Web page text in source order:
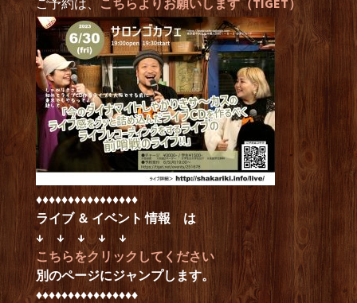
ご予約は、こちらよりお願いします（TIGET）
♦︎♦︎♦︎♦︎♦︎♦︎♦︎♦︎♦︎♦︎♦︎♦︎♦︎♦︎♦︎♦︎
ライブ ＆ イベント 情報 は
↓ ↓ ↓ ↓ ↓
こちらをクリックしてください
別のページにジャンプします。
♦︎♦︎♦︎♦︎♦︎♦︎♦︎♦︎♦︎♦︎♦︎♦︎♦︎♦︎♦︎♦︎